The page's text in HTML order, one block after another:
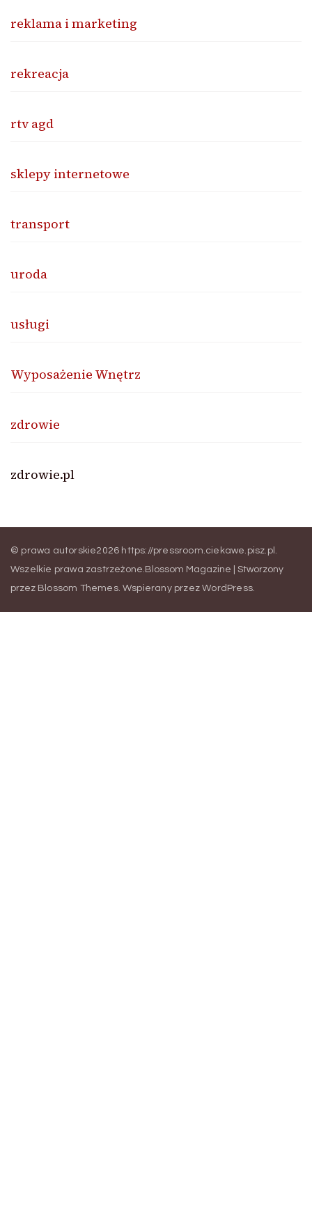
reklama i marketing
rekreacja
rtv agd
sklepy internetowe
transport
uroda
usługi
Wyposażenie Wnętrz
zdrowie
zdrowie.pl
© prawa autorskie2026 https://pressroom.ciekawe.pisz.pl
Wszelkie prawa zastrzeżone. Blossom Magazine | Stworzony
przez Blossom Themes. Wspierany przezWordPress